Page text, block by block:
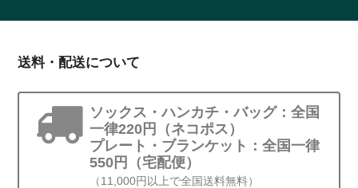
送料・配送について
ソックス・ハンカチ・バッグ：全国
一律220円（ネコポス）
プレート・ブランケット：全国一律
550円（宅配便）
（11,000円以上で全国送料無料）